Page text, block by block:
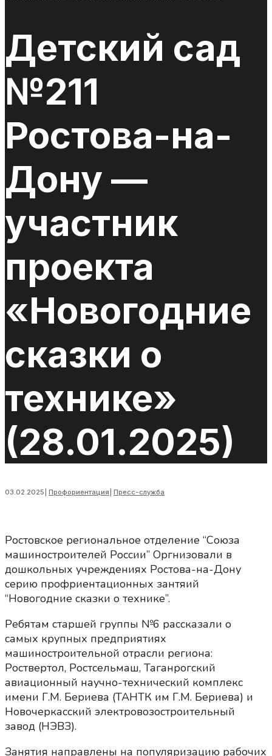
Детский сад
№211
Ростова-на-
Дону —
участник
проекта
«Новогодние
сказки о
технике»
(28.01.2025)
03.02.2025 Профориентация Пресс-служба
Ростовское региональное отделение “Союза
машиностроителей России” Оргнизовали в
дошкольных учреждениях Ростова-на-Дону
серию профриентационных зантяий
“Новогодние сказки о технике”.
Ребятам старшей группы №6 рассказали о
самых крупных предприятиях
машиностроительной отрасли региона:
Роствертол, Ростсельмаш, Таганрогский
авиационный научно-технический комплекс
имени Г.М. Бериева (ТАНТК им Г.М. Бериева) и
Новочеркасский электровозостроительный
завод (НЭВЗ).
Занятия направлены на популяризацию рабочих